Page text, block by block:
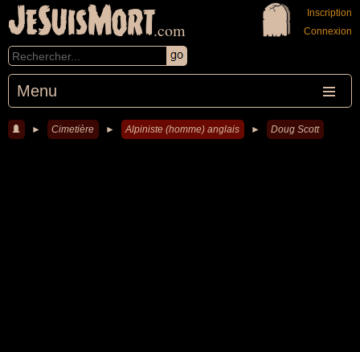
JeSuisMort.com
Menu
Inscription
Connexion
► Cimetière ► Alpiniste (homme) anglais ► Doug Scott